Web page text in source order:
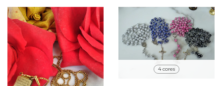
4 cores